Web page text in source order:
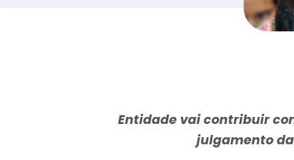
Entidade vai contribuir
julgamento